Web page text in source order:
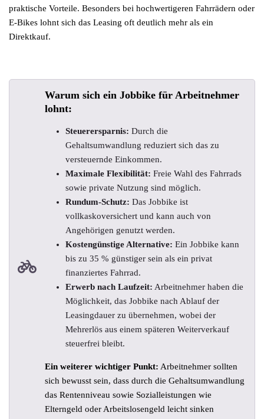
praktische Vorteile. Besonders bei hochwertigeren Fahrrädern oder
E-Bikes lohnt sich das Leasing oft deutlich mehr als ein
Direktkauf.
Warum sich ein Jobbike für Arbeitnehmer
lohnt:
Steuerersparnis: Durch die
Gehaltsumwandlung reduziert sich das zu
versteuernde Einkommen.
Maximale Flexibilität: Freie Wahl des Fahrrads
sowie private Nutzung sind möglich.
Rundum-Schutz: Das Jobbike ist
vollkaskoversichert und kann auch von
Angehörigen genutzt werden.
Kostengünstige Alternative: Ein Jobbike kann
bis zu 35 % günstiger sein als ein privat
finanziertes Fahrrad.
Erwerb nach Laufzeit: Arbeitnehmer haben die
Möglichkeit, das Jobbike nach Ablauf der
Leasingdauer zu übernehmen, wobei der
Mehrerlös aus einem späteren Weiterverkauf
steuerfrei bleibt.
Ein weiterer wichtiger Punkt: Arbeitnehmer sollten
sich bewusst sein, dass durch die Gehaltsumwandlung
das Rentenniveau sowie Sozialleistungen wie
Elterngeld oder Arbeitslosengeld leicht sinken